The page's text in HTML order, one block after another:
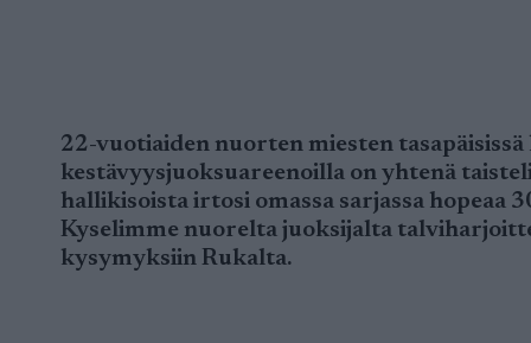
22-vuotiaiden nuorten miesten
kestävyysjuoksuareenoilla on yhtenä
hallikisoista irtosi omassa sarjassa
Kyselimme nuorelta juoksijalta
kysymyksiin Rukalta.